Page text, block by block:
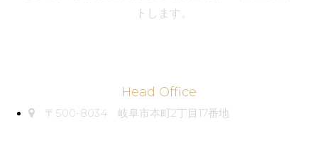
トします。
Head Office
〒500-8034 岐阜市本町2丁目17番地